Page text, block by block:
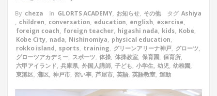
By cheza In GLORTS ACADEMY, お知らせ, その他 タグ Ashiya
, children, conversation, education, english, exercise,
foreign coach, foreign teacher, higashi nada, kids, Kobe,
Kobe City, nada, Nishinomiya, physical education,
rokko island, sports, training, グリーンアリーナ神戸, グローツ,
グローツアカデミー, スポーツ, 体操, 体操教室, 保育園, 保育所,
六甲アイランド, 兵庫県, 外国人講師, 子ども, 小学生, 幼児, 幼稚園,
東灘区, 灘区, 神戸市, 習い事, 芦屋市, 英語, 英語教室, 運動